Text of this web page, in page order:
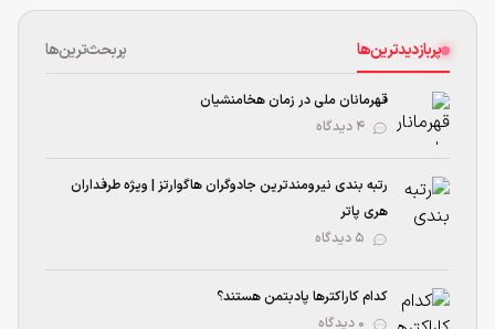
پربازدیدترین‌ها پربحث‌ترین‌ها
قهرمانان ملی در زمان هخامنشیان
رتبه بندی نیرومند‌ترین جادوگران هاگوارتز | ویژه طرفداران
هری پاتر
کدام کاراکترها پادبتمن هستند؟